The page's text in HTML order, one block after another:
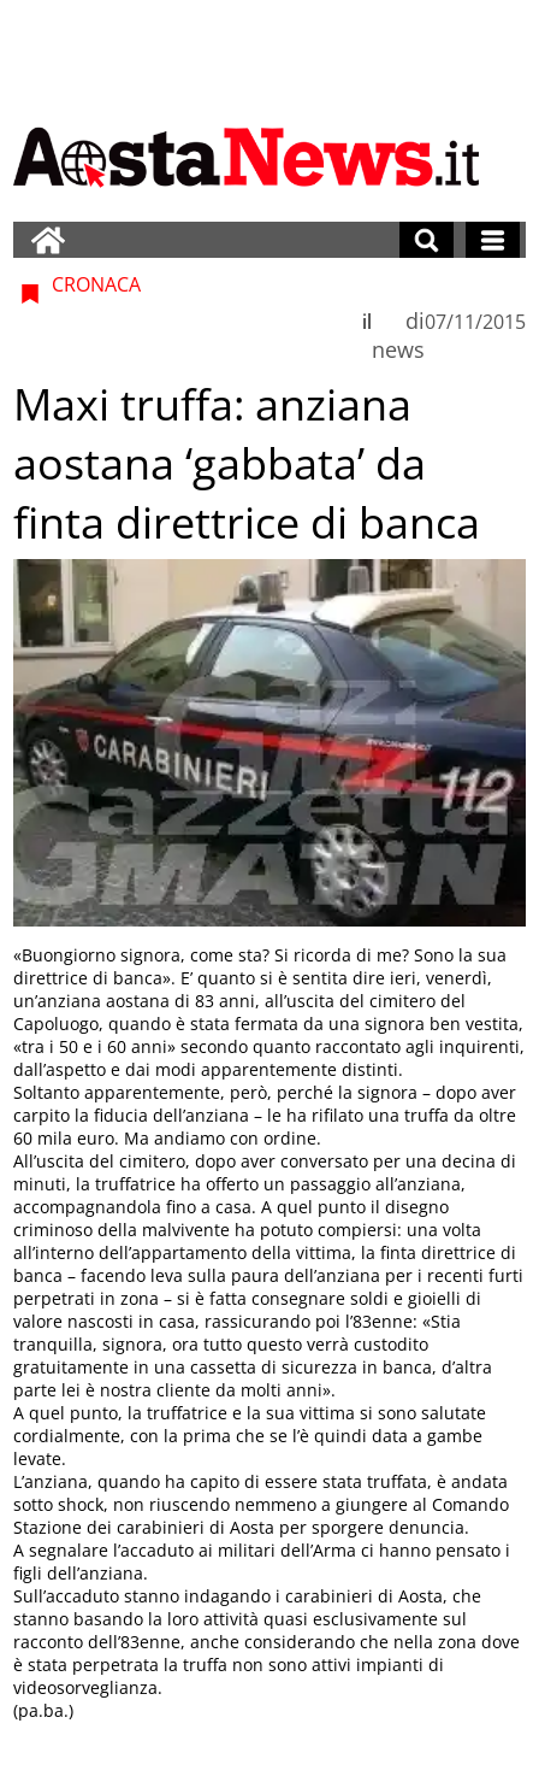
CRONACA
di
news
il 07/11/2015
Maxi truffa: anziana
aostana ‘gabbata’ da
finta direttrice di banca
«Buongiorno signora, come sta? Si ricorda di me? Sono la sua
direttrice di banca». E’ quanto si è sentita dire ieri, venerdì,
un’anziana aostana di 83 anni, all’uscita del cimitero del
Capoluogo, quando è stata fermata da una signora ben vestita,
«tra i 50 e i 60 anni» secondo quanto raccontato agli inquirenti,
dall’aspetto e dai modi apparentemente distinti.
Soltanto apparentemente, però, perché la signora – dopo aver
carpito la fiducia dell’anziana – le ha rifilato una truffa da oltre
60 mila euro. Ma andiamo con ordine.
All’uscita del cimitero, dopo aver conversato per una decina di
minuti, la truffatrice ha offerto un passaggio all’anziana,
accompagnandola fino a casa. A quel punto il disegno
criminoso della malvivente ha potuto compiersi: una volta
all’interno dell’appartamento della vittima, la finta direttrice di
banca – facendo leva sulla paura dell’anziana per i recenti furti
perpetrati in zona – si è fatta consegnare soldi e gioielli di
valore nascosti in casa, rassicurando poi l’83enne: «Stia
tranquilla, signora, ora tutto questo verrà custodito
gratuitamente in una cassetta di sicurezza in banca, d’altra
parte lei è nostra cliente da molti anni».
A quel punto, la truffatrice e la sua vittima si sono salutate
cordialmente, con la prima che se l’è quindi data a gambe
levate.
L’anziana, quando ha capito di essere stata truffata, è andata
sotto shock, non riuscendo nemmeno a giungere al Comando
Stazione dei carabinieri di Aosta per sporgere denuncia.
A segnalare l’accaduto ai militari dell’Arma ci hanno pensato i
figli dell’anziana.
Sull’accaduto stanno indagando i carabinieri di Aosta, che
stanno basando la loro attività quasi esclusivamente sul
racconto dell’83enne, anche considerando che nella zona dove
è stata perpetrata la truffa non sono attivi impianti di
videosorveglianza.
(pa.ba.)